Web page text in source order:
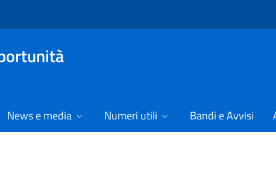
News e media Numeri utili Bandi e Avvisi